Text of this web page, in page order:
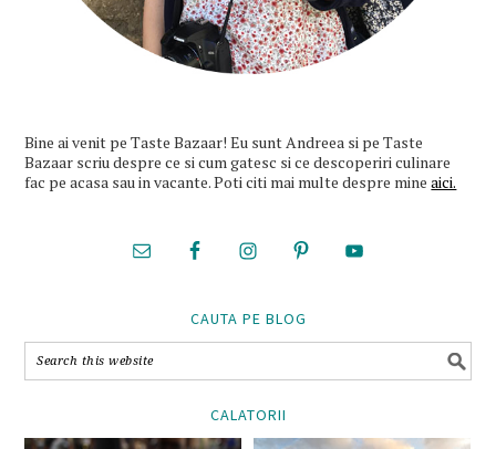
Bine ai venit pe Taste Bazaar! Eu sunt Andreea si pe Taste
Bazaar scriu despre ce si cum gatesc si ce descoperiri culinare
fac pe acasa sau in vacante. Poti citi mai multe despre mineaici.
CAUTA PE BLOG
CALATORII